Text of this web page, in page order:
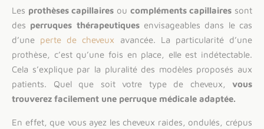
Les prothèses capillaires ou compléments capillaires sont
des perruques thérapeutiquesenvisageables dans le cas
d’une perte de cheveux avancée. La particularité d’une
prothèse, c’est qu’une fois en place, elle est indétectable.
Cela s’explique par la pluralité des modèles proposés aux
patients. Quel que soit votre type de cheveux, vous
trouverez facilement une perruque médicale adaptée.
En effet, que vous ayez les cheveux raides, ondulés, crépus